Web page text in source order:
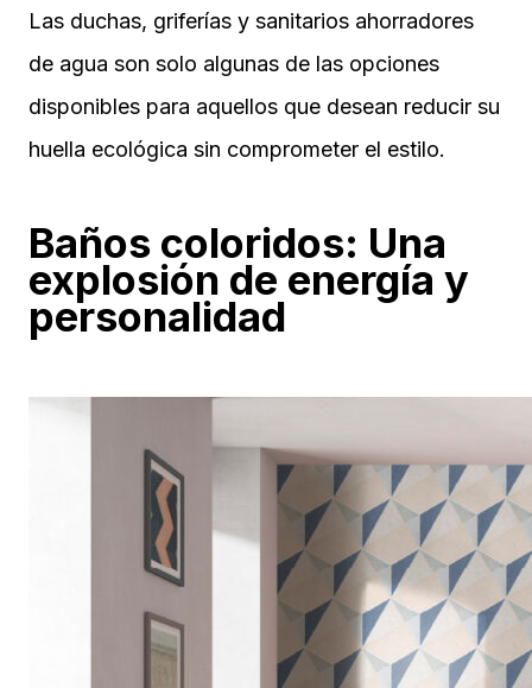
Las duchas, griferías y sanitarios ahorradores
de agua son solo algunas de las opciones
disponibles para aquellos que desean reducir su
huella ecológica sin comprometer el estilo.
Baños coloridos: Una
explosión de energía y
personalidad